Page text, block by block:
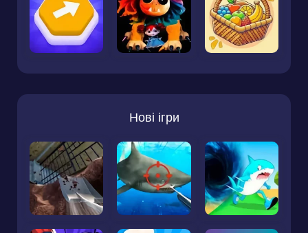
Нові ігри